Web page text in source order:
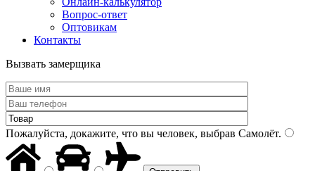
Вопрос-ответ
Оптовикам
Контакты
Вызвать замерщика
Пожалуйста, докажите, что вы человек, выбрав Самолёт.